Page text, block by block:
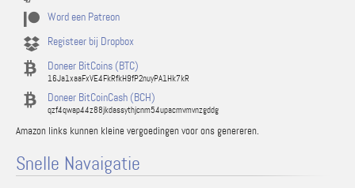
Word een Patreon
Registeer bij Dropbox
Doneer BitCoins (BTC)
16Ja1xaaFxVE4FkRfkH9fP2nuyPA1Hk7kR
Doneer BitCoinCash (BCH)
qzf4qwap44z88jkdassythjcnm54upacmvmvnzgddg
Amazon links kunnen kleine vergoedingen voor ons genereren.
Snelle Navaigatie